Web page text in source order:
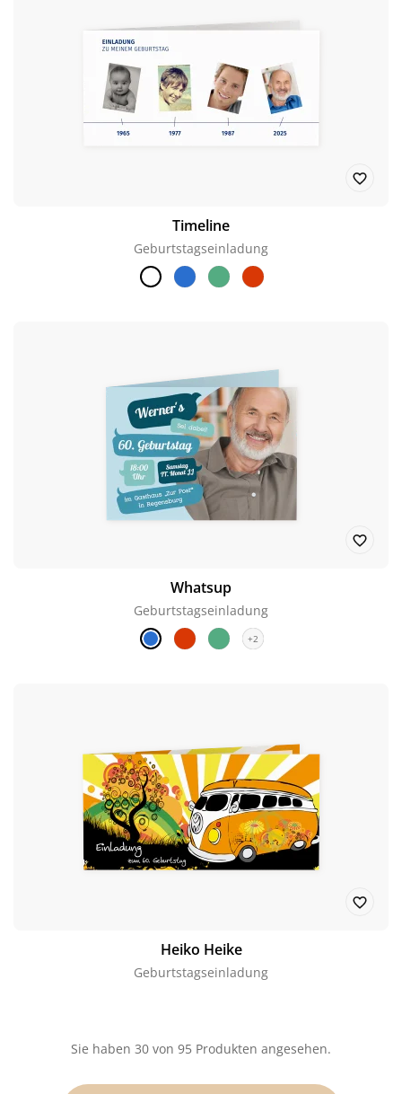
Timeline
Geburtstagseinladung
Whatsup
Geburtstagseinladung
+2
Heiko Heike
Geburtstagseinladung
Sie haben 30 von 95 Produkten angesehen.